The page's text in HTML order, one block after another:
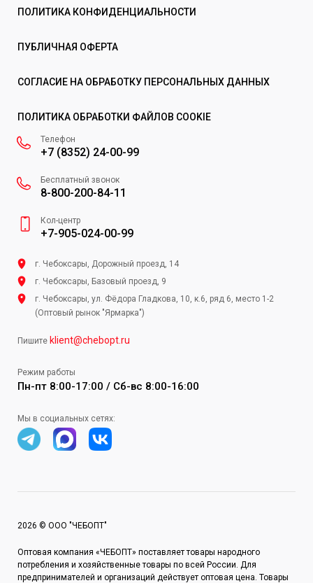
ПОЛИТИКА КОНФИДЕНЦИАЛЬНОСТИ
ПУБЛИЧНАЯ ОФЕРТА
СОГЛАСИЕ НА ОБРАБОТКУ ПЕРСОНАЛЬНЫХ ДАННЫХ
ПОЛИТИКА ОБРАБОТКИ ФАЙЛОВ COOKIE
Телефон
+7 (8352) 24-00-99
Бесплатный звонок
8-800-200-84-11
Кол-центр
+7-905-024-00-99
г. Чебоксары, Дорожный проезд, 14
г. Чебоксары, Базовый проезд, 9
г. Чебоксары, ул. Фёдора Гладкова, 10, к.6, ряд 6, место 1-2
(Оптовый рынок "Ярмарка")
Пишите klient@chebopt.ru
Режим работы
Пн-пт 8:00-17:00 / Сб-вс 8:00-16:00
Мы в социальных сетях:
2026 © ООО "ЧЕБОПТ"
Оптовая компания «ЧЕБОПТ» поставляет товары народного
потребления и хозяйственные товары по всей России. Для
предпринимателей и организаций действует оптовая цена. Товары